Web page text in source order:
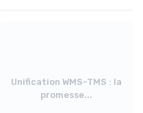
Unification WMS-TMS : la
promesse...